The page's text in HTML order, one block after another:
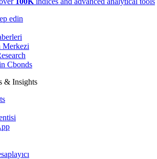
edin
Merkezi
Cbonds
& Insights